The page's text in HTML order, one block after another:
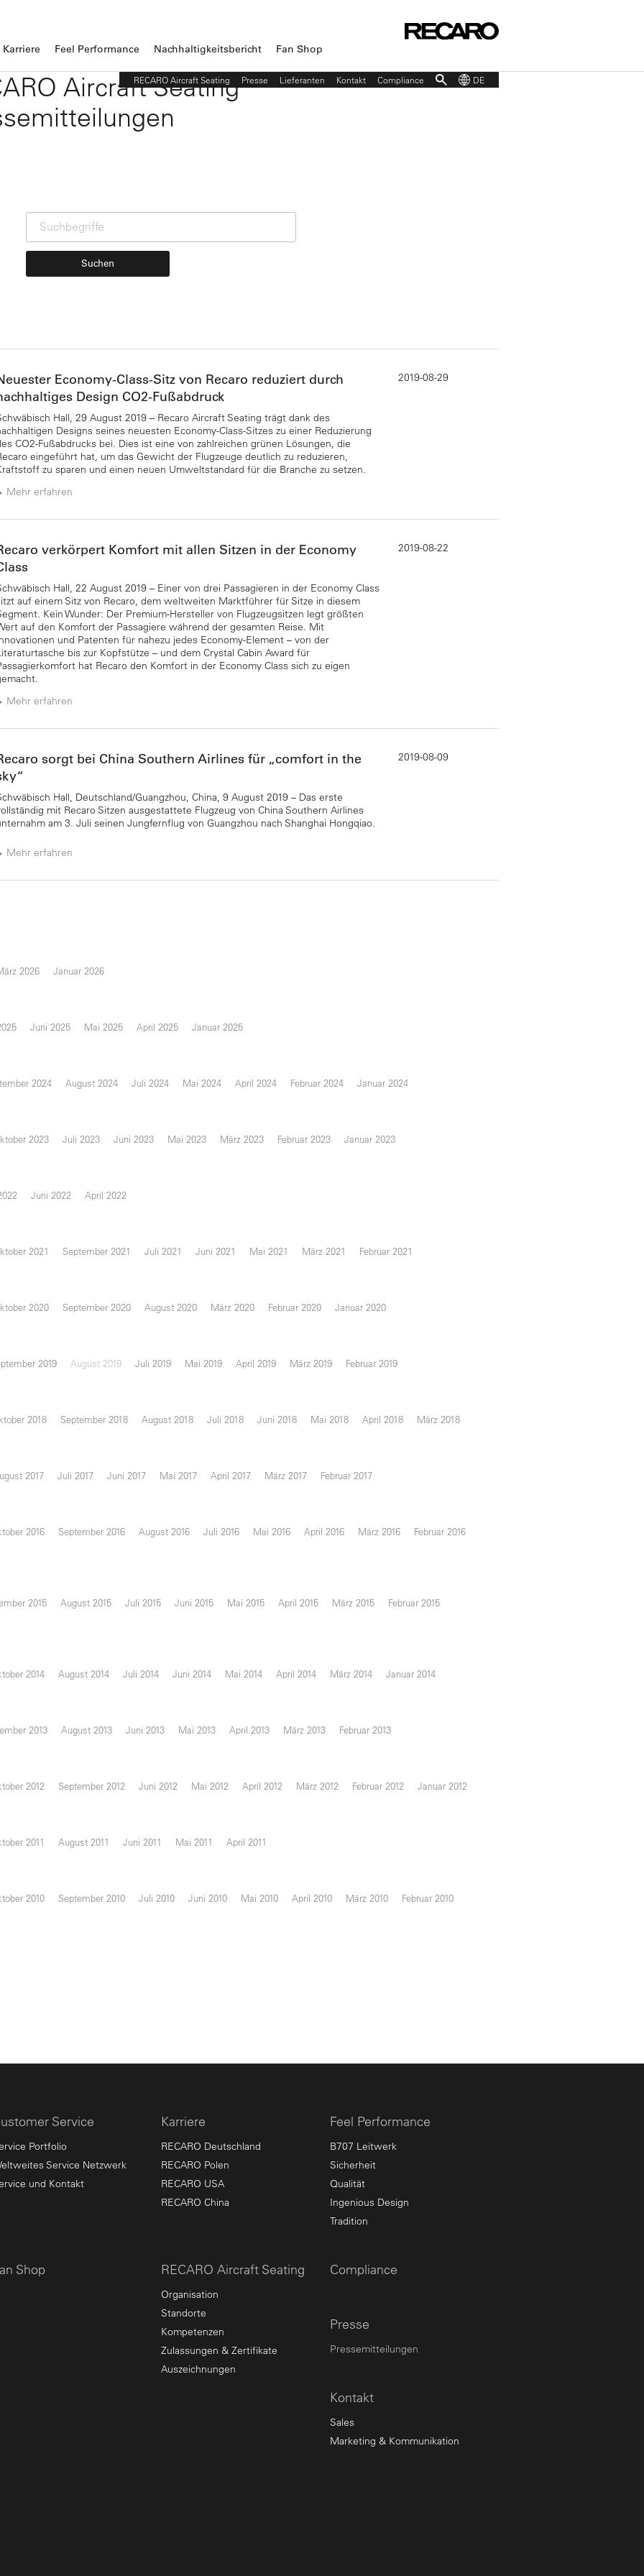
Karriere Feel Performance Nachhaltigkeitsbericht Fan Shop
RECARO Aircraft Seating Presse Lieferanten Kontakt Compliance DE
Aircraft Seating
Suchen
Economy-Class-Sitz von Recaro reduziert durch
Design CO2-Fußabdruck
Hall, 29 August 2019 – Recaro Aircraft Seating trägt dank des
Designs seines neuesten Economy-Class-Sitzes zu einer Reduzierung
CO2-Fußabdrucks bei. Dies ist eine von zahlreichen grünen Lösungen, die
eingeführt hat, um das Gewicht der Flugzeuge deutlich zu reduzieren,
zu sparen und einen neuen Umweltstandard für die Branche zu setzen.
Mehr erfahren
2019-08-29
verkörpert Komfort mit allen Sitzen in der Economy
Hall, 22 August 2019 – Einer von drei Passagieren in der Economy Class
auf einem Sitz von Recaro, dem weltweiten Marktführer für Sitze in diesem
Kein Wunder: Der Premium-Hersteller von Flugzeugsitzen legt größten
auf den Komfort der Passagiere während der gesamten Reise. Mit
und Patenten für nahezu jedes Economy-Element – von der
bis zur Kopfstütze – und dem Crystal Cabin Award für
hat Recaro den Komfort in der Economy Class sich zu eigen
Mehr erfahren
2019-08-22
sorgt bei China Southern Airlines für „comfort in the
Hall, Deutschland/Guangzhou, China, 9 August 2019 – Das erste
mit Recaro Sitzen ausgestattete Flugzeug von China Southern Airlines
am 3. Juli seinen Jungfernflug von Guangzhou nach Shanghai Hongqiao.
Mehr erfahren
2019-08-09
2026 Januar 2026
Juni 2025 Mai 2025 April 2025 Januar 2025
2024 August 2024 Juli 2024 Mai 2024 April 2024 Februar 2024 Januar 2024
2023 Juli 2023 Juni 2023 Mai 2023 März 2023 Februar 2023 Januar 2023
Juni 2022 April 2022
2021 September 2021 Juli 2021 Juni 2021 Mai 2021 März 2021 Februar 2021
2020 September 2020 August 2020 März 2020 Februar 2020 Januar 2020
2019 August 2019 Juli 2019 Mai 2019 April 2019 März 2019 Februar 2019
2018 September 2018 August 2018 Juli 2018 Juni 2018 Mai 2018 April 2018 März 2018
2017 Juli 2017 Juni 2017 Mai 2017 April 2017 März 2017 Februar 2017
2016 September 2016 August 2016 Juli 2016 Mai 2016 April 2016 März 2016 Februar 2016
2015 August 2015 Juli 2015 Juni 2015 Mai 2015 April 2015 März 2015 Februar 2015
2014 August 2014 Juli 2014 Juni 2014 Mai 2014 April 2014 März 2014 Januar 2014
2013 August 2013 Juni 2013 Mai 2013 April 2013 März 2013 Februar 2013
2012 September 2012 Juni 2012 Mai 2012 April 2012 März 2012 Februar 2012 Januar 2012
2011 August 2011 Juni 2011 Mai 2011 April 2011
2010 September 2010 Juli 2010 Juni 2010 Mai 2010 April 2010 März 2010 Februar 2010
Service
Portfolio
Service Netzwerk
und Kontakt
Karriere
RECARO Deutschland
RECARO Polen
RECARO USA
RECARO China
Feel Performance
B707 Leitwerk
Sicherheit
Qualität
Ingenious Design
Tradition
Shop RECARO Aircraft Seating
Organisation
Standorte
Kompetenzen
Zulassungen & Zertifikate
Auszeichnungen
Compliance
Presse
Pressemitteilungen
Kontakt
Sales
Marketing & Kommunikation